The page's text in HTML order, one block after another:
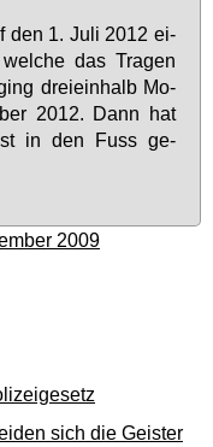
den 1. Ju­li 2012 ei­
das Tra­gen
drei­ein­halb Mo­
2012. Dann hat
in den Fuss ge­
2009
sich die Geister